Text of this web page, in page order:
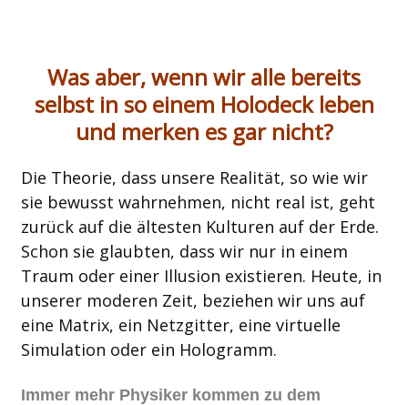
Was aber, wenn wir alle bereits
selbst in so einem Holodeck leben
und merken es gar nicht?
Die Theorie, dass unsere Realität, so wie wir
sie bewusst wahrnehmen, nicht real ist, geht
zurück auf die ältesten Kulturen auf der Erde.
Schon sie glaubten, dass wir nur in einem
Traum oder einer Illusion existieren. Heute, in
unserer moderen Zeit, beziehen wir uns auf
eine Matrix, ein Netzgitter, eine virtuelle
Simulation oder ein Hologramm.
Immer mehr Physiker kommen zu dem